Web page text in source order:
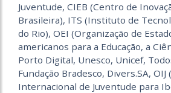
Juventude, CIEB (Centro de
Brasileira), ITS (Instituto de
do Rio), OEI (Organização de
americanos para a Educação, a
Porto Digital, Unesco, Unicef,
Fundação Bradesco, Divers.SA,
Internacional de Juventude para